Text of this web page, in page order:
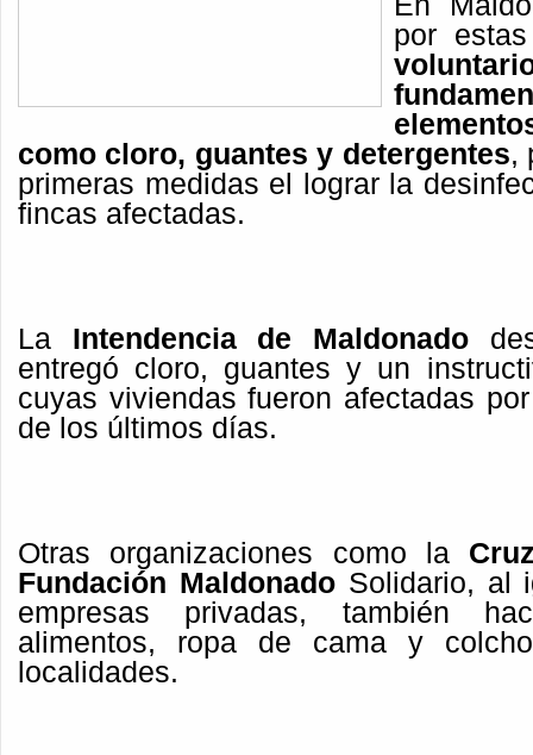
por
como cloro, guantes y detergentes,
primeras medidas el lograr la
fincas afectadas.
La Intendencia de Maldonado
entregó cloro, guantes y un
cuyas viviendas fueron afectadas
de los últimos días.
Otras organizaciones como la
Fundación MaldonadoSolidario, al
empresas privadas, también
alimentos, ropa de cama y
localidades.